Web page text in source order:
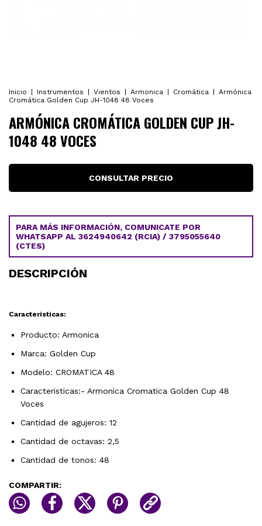
Inicio Instrumentos Vientos Armonica Cromática
Armónica
Cromática Golden Cup JH-1048 48 Voces
ARMÓNICA CROMÁTICA GOLDEN CUP JH-
1048 48 VOCES
PARA MÁS INFORMACIÓN, COMUNICATE POR
WHATSAPP AL 3624940642 (RCIA) / 3795055640
(CTES)
DESCRIPCIÓN
Características:
Producto: Armonica
Marca: Golden Cup
Modelo: CROMATICA 48
Caracteristicas:- Armonica Cromatica Golden Cup 48
Voces
Cantidad de agujeros: 12
Cantidad de octavas: 2,5
Cantidad de tonos: 48
COMPARTIR: